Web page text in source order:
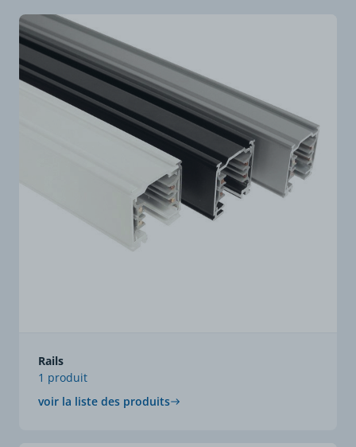
Rails
1 produit
voir la liste des produits